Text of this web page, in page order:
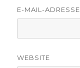
E-MAIL-ADRESSE
WEBSITE